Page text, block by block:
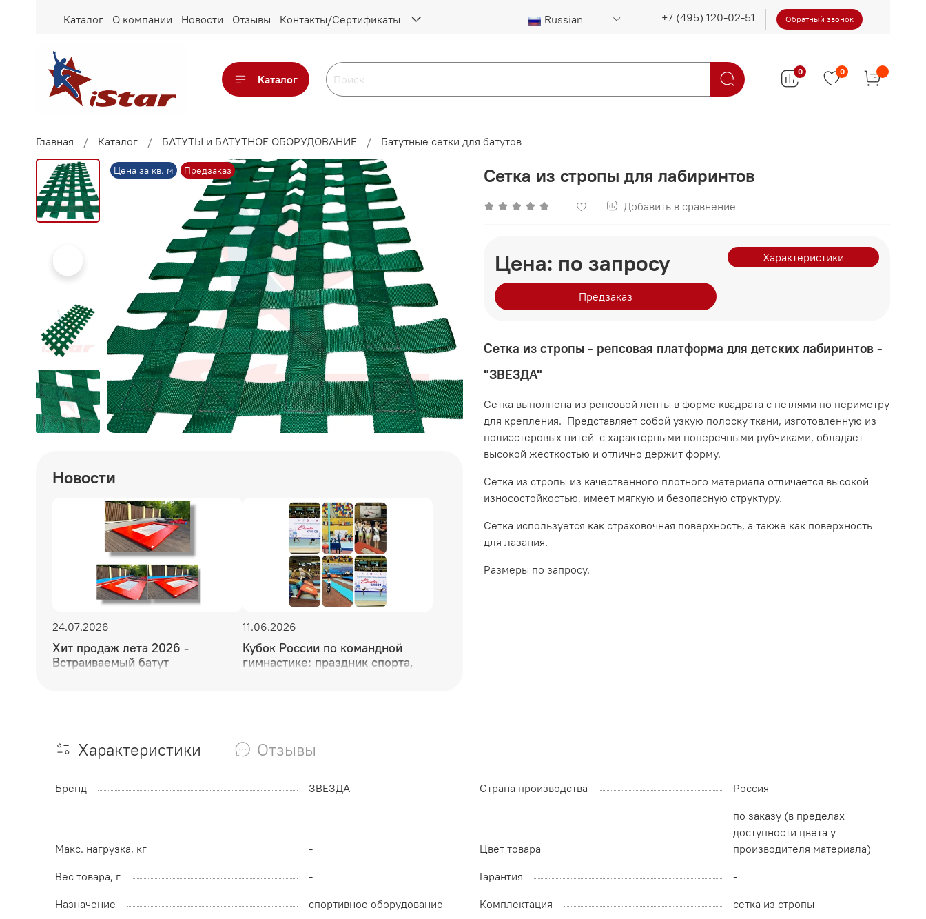
Каталог О компании Новости Отзывы Контакты/Сертификаты Russian Обратный звонок
Каталог
0 0
Главная Каталог БАТУТЫ и БАТУТНОЕ ОБОРУДОВАНИЕ Батутные сетки для батутов
Цена за кв. м Предзаказ
Новости
24.07.2026
Хит продаж лета 2026 -
Встраиваемый батут
11.06.2026
Кубок России по командной
гимнастике: праздник спорта,
Сетка из стропы для лабиринтов
Добавить в сравнение
Цена: по запросу
Предзаказ
Характеристики
Сетка из стропы - репсовая платформа для детских лабиринтов -
"ЗВЕЗДА"
Сетка выполнена из репсовой ленты в форме квадрата с петлями по периметру
для крепления. Представляет собой узкую полоску ткани, изготовленную из
полиэстеровых нитей с характерными поперечными рубчиками, обладает
высокой жесткостью и отлично держит форму.
Сетка из стропы из качественного плотного материала отличается высокой
износостойкостью, имеет мягкую и безопасную структуру.
Сетка используется как страховочная поверхность, а также как поверхность
для лазания.
Размеры по запросу.
Характеристики Отзывы
Бренд ЗВЕЗДА Страна производства Россия
Макс. нагрузка, кг - Цвет товара
по заказу (в пределах
доступности цвета у
производителя материала)
Вес товара, г
- Гарантия
-
Назначение
спортивное оборудование Комплектация сетка из стропы